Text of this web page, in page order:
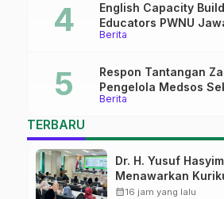
Berita
English Capacity
Educators PWNU
Batch#4; Membuka
Berita
Respon Tantangan
Pengelola Medsos
Pekalongan Ikuti
TERBARU
Dr. H. Yusuf
Menawarkan
Diversifikasi,
calendar_month16 jam yang lalu